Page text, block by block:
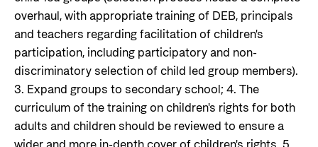
overhaul, with appropriate training of DEB, principals
and teachers regarding facilitation of children's
participation, including participatory and non-
discriminatory selection of child led group members).
3. Expand groups to secondary school; 4. The
curriculum of the training on children's rights for both
adults and children should be reviewed to ensure a